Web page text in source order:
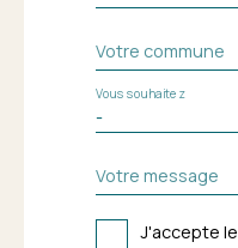
Votre commune
-
Vous souhaitez
Votre message
J'accepte